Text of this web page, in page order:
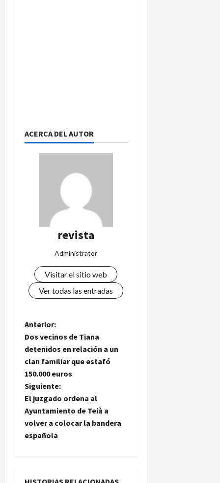
ACERCA DEL AUTOR
revista
Administrator
Visitar el sitio web
Ver todas las entradas
N
a
v
e
g
a
Anterior:
Dos vecinos de Tiana
detenidos en relación a un
clan familiar que estafó
150.000 euros
Siguiente:
El juzgado ordena al
Ayuntamiento de Teià a
volver a colocar la bandera
española